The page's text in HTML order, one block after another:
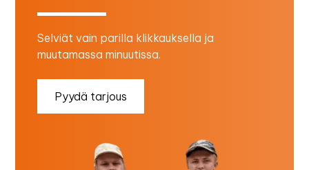
Selviät vain parilla klikkauksella ja
muutamassa minuutissa.
Pyydä tarjous